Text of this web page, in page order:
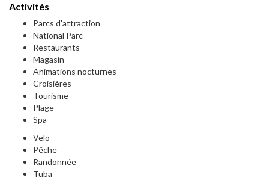
Activités
Parcs d'attraction
National Parc
Restaurants
Magasin
Animations nocturnes
Croisières
Tourisme
Plage
Spa
Velo
Pêche
Randonnée
Tuba